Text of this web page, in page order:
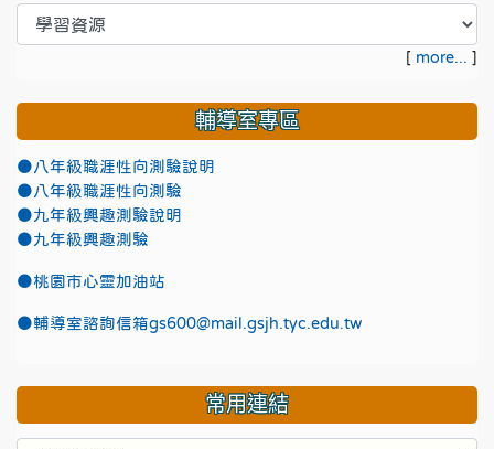
[ more... ]
輔導室專區
●八年級職涯性向測驗說明
●八年級職涯性向測驗
●九年級興趣測驗說明
●九年級興趣測驗
●桃園市心靈加油站
●輔導室諮詢信箱gs600@mail.gsjh.tyc.edu.tw
常用連結